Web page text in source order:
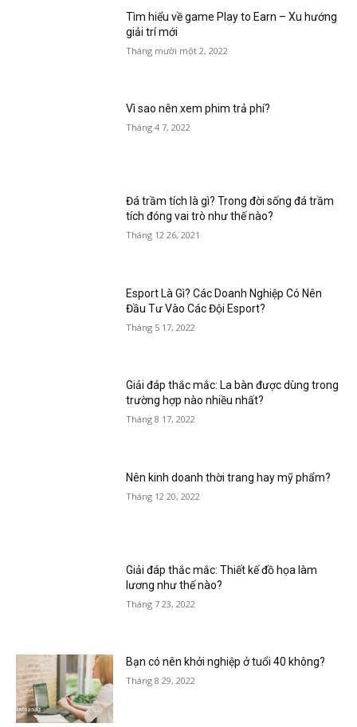
Tìm hiểu về game Play to Earn – Xu hướng
giải trí mới
Tháng mười một 2, 2022
Vì sao nên xem phim trả phí?
Tháng 4 7, 2022
Đá trầm tích là gì? Trong đời sống đá trầm
tích đóng vai trò như thế nào?
Tháng 12 26, 2021
Esport Là Gì? Các Doanh Nghiệp Có Nên
Đầu Tư Vào Các Đội Esport?
Tháng 5 17, 2022
Giải đáp thắc mắc: La bàn được dùng trong
trường hợp nào nhiều nhất?
Tháng 8 17, 2022
Nên kinh doanh thời trang hay mỹ phẩm?
Tháng 12 20, 2022
Giải đáp thắc mắc: Thiết kế đồ họa làm
lương như thế nào?
Tháng 7 23, 2022
Bạn có nên khởi nghiệp ở tuổi 40 không?
Tháng 8 29, 2022